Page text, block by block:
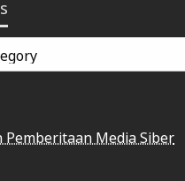
Pemberitaan Media Siber